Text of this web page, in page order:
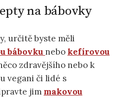
na bábovky
určitě byste měli
bábovku nebo kefírovou
zdravějšího nebo k
vegani či lidé s
jim makovou